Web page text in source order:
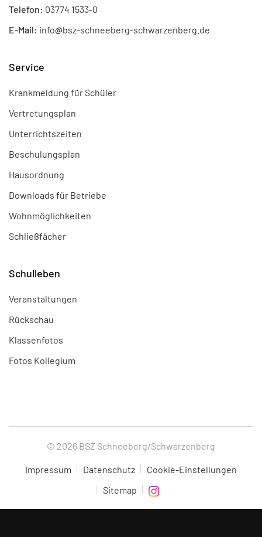
Telefon: 03774 1533-0
E-Mail: info@bsz-schneeberg-schwarzenberg.de
Service
Krankmeldung für Schüler
Vertretungsplan
Unterrichtszeiten
Beschulungsplan
Hausordnung
Downloads für Betriebe
Wohnmöglichkeiten
Schließfächer
Schulleben
Veranstaltungen
Rückschau
Klassenfotos
Fotos Kollegium
© 2026 BSZ Schneeberg/Schwarzenberg
Impressum Datenschutz
Cookie-Einstellungen
Sitemap